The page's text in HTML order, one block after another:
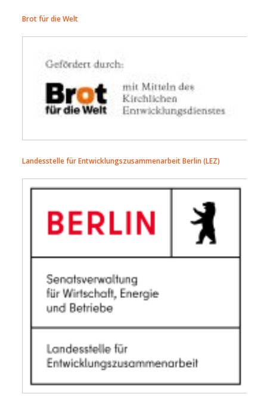
Brot für die Welt
foerderlogo_300dpi.jpg
Landesstelle für Entwicklungszusammenarbeit Berlin (LEZ)